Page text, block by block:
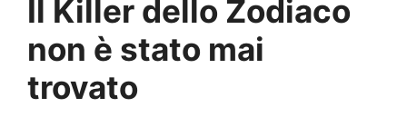
Il Killer dello Zodiaco
non è stato mai
trovato